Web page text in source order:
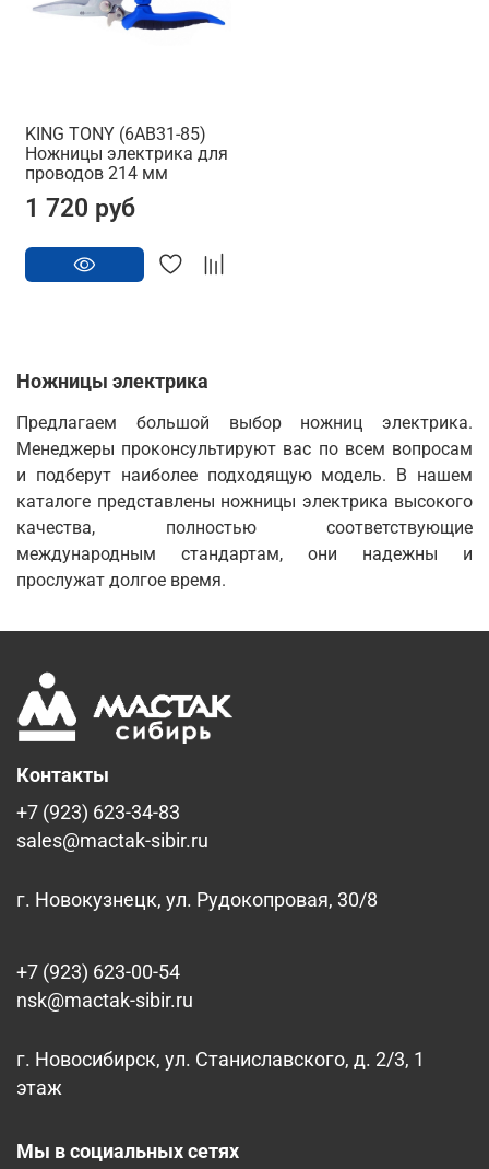
KING TONY (6AB31-85)
Ножницы электрика для
проводов 214 мм
1 720 руб
Ножницы электрика
Предлагаем большой выбор ножниц электрика.
Менеджеры проконсультируют вас по всем вопросам
и подберут наиболее подходящую модель. В нашем
каталоге представлены ножницы электрика высокого
качества, полностью соответствующие
международным стандартам, они надежны и
прослужат долгое время.
Контакты
+7 (923) 623-34-83
sales@mactak-sibir.ru
г. Новокузнецк, ул. Рудокопровая, 30/8
+7 (923) 623-00-54
nsk@mactak-sibir.ru
г. Новосибирск, ул. Станиславского, д. 2/3, 1
этаж
Мы в социальных сетях